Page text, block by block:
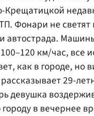
Фонари не светят
автострада.
км/час, все
как в городе, но
29-
девушка
в вечернее